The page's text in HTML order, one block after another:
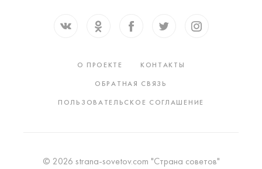
О ПРОЕКТЕ
КОНТАКТЫ
ОБРАТНАЯ СВЯЗЬ
ПОЛЬЗОВАТЕЛЬСКОЕ СОГЛАШЕНИЕ
© 2026 strana-sovetov.com "Страна советов"